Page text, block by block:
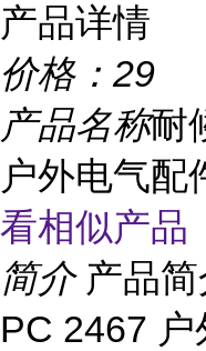
产品详情
价格： 29
产品名称耐
户外电气配
看相似产品
简介 产品
PC 2467